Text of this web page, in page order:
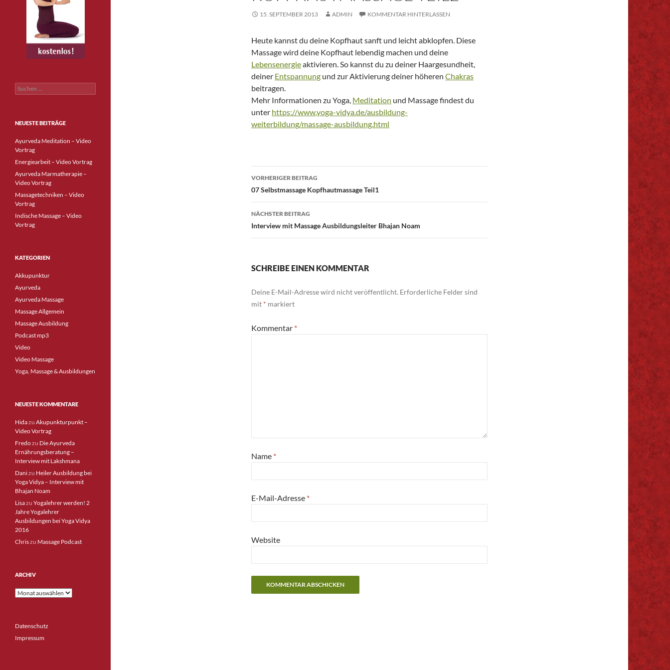
15. SEPTEMBER 2013 ADMIN KOMMENTAR HINTERLASSEN
Heute kannst du deine Kopfhaut sanft und leicht abklopfen. Diese
Massage wird deine Kopfhaut lebendig machen und deine
Lebensenergieaktivieren. So kannst du zu deiner Haargesundheit,
deiner Entspannung und zur Aktivierung deiner höheren Chakras
beitragen.
Mehr Informationen zu Yoga, Meditation und Massage findest du
unter https://www.yoga-vidya.de/ausbildung-
weiterbildung/massage-ausbildung.html
Beitragsnavigation
VORHERIGER BEITRAG
07 Selbstmassage Kopfhautmassage Teil1
NÄCHSTER BEITRAG
Interview mit Massage Ausbildungsleiter Bhajan Noam
SCHREIBE EINEN KOMMENTAR
Deine E-Mail-Adresse wird nicht veröffentlicht. Erforderliche Felder sind
mit * markiert
Kommentar *
Name *
E-Mail-Adresse *
Website
Suchen
nach:
NEUESTE BEITRÄGE
Ayurveda Meditation – Video
Vortrag
Energiearbeit – Video Vortrag
Ayurveda Marmatherapie –
Video Vortrag
Massagetechniken – Video
Vortrag
Indische Massage – Video
Vortrag
KATEGORIEN
Akkupunktur
Ayurveda
Ayurveda Massage
Massage Allgemein
Massage Ausbildung
Podcast mp3
Video
Video Massage
Yoga, Massage & Ausbildungen
NEUESTE KOMMENTARE
Hidazu Akupunkturpunkt –
Video Vortrag
Fredozu Die Ayurveda
Ernährungsberatung –
Interview mit Lakshmana
Danizu Heiler Ausbildung bei
Yoga Vidya – Interview mit
Bhajan Noam
Lisazu Yogalehrer werden! 2
Jahre Yogalehrer
Ausbildungen bei Yoga Vidya
2016
Chriszu Massage Podcast
ARCHIV
Archiv
Datenschutz
Impressum